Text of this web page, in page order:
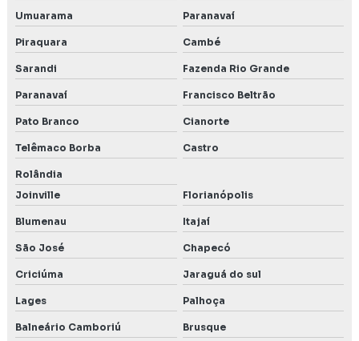
Umuarama Paranavaí
Piraquara Cambé
Sarandi Fazenda Rio Grande
Paranavaí Francisco Beltrão
Pato Branco Cianorte
Telêmaco Borba Castro
Rolândia
Joinville
Florianópolis
Blumenau Itajaí
São José Chapecó
Criciúma Jaraguá do sul
Lages Palhoça
Balneário Camboriú Brusque